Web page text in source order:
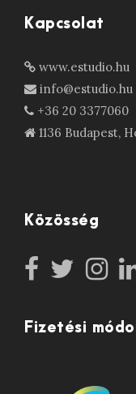
Kapcsolat
www.estudio.hu
info@estudio.hu
+36 20 3377060
1136 Budapest,
Közösség
Fizetési